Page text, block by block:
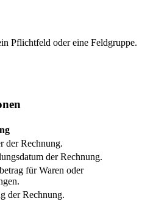
Pflichtfeld oder eine Feldgruppe.
der Rechnung.
der Rechnung.
für Waren oder
der Rechnung.